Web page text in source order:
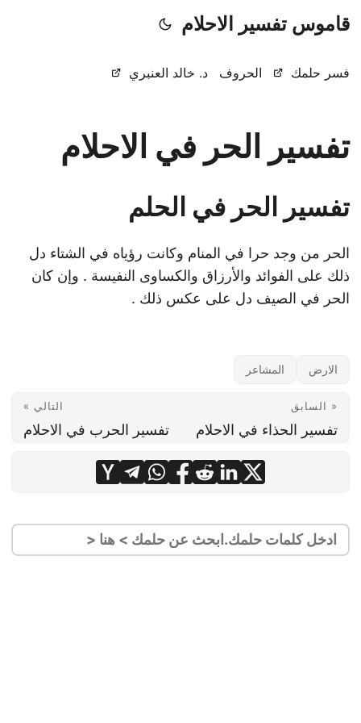
قاموس تفسير الاحلام
فسر حلمك الحروف د. خالد العنبري
تفسير الحر في الاحلام
تفسير الحر في الحلم
الحر من وجد حرا في المنام وكانت رؤياه في الشتاء دل
ذلك على الفوائد والأرزاق والكساوى النفيسة . وإن كان
الحر في الصيف دل على عكس ذلك .
الارض المشاعر
« السابق
تفسير الحذاء في الاحلام
التالي »
تفسير الحرب في الاحلام